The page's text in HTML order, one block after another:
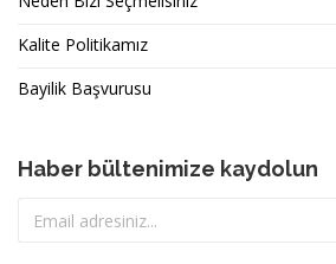
Kalite Politikamız
Bayilik Başvurusu
Haber bültenimize kaydolun